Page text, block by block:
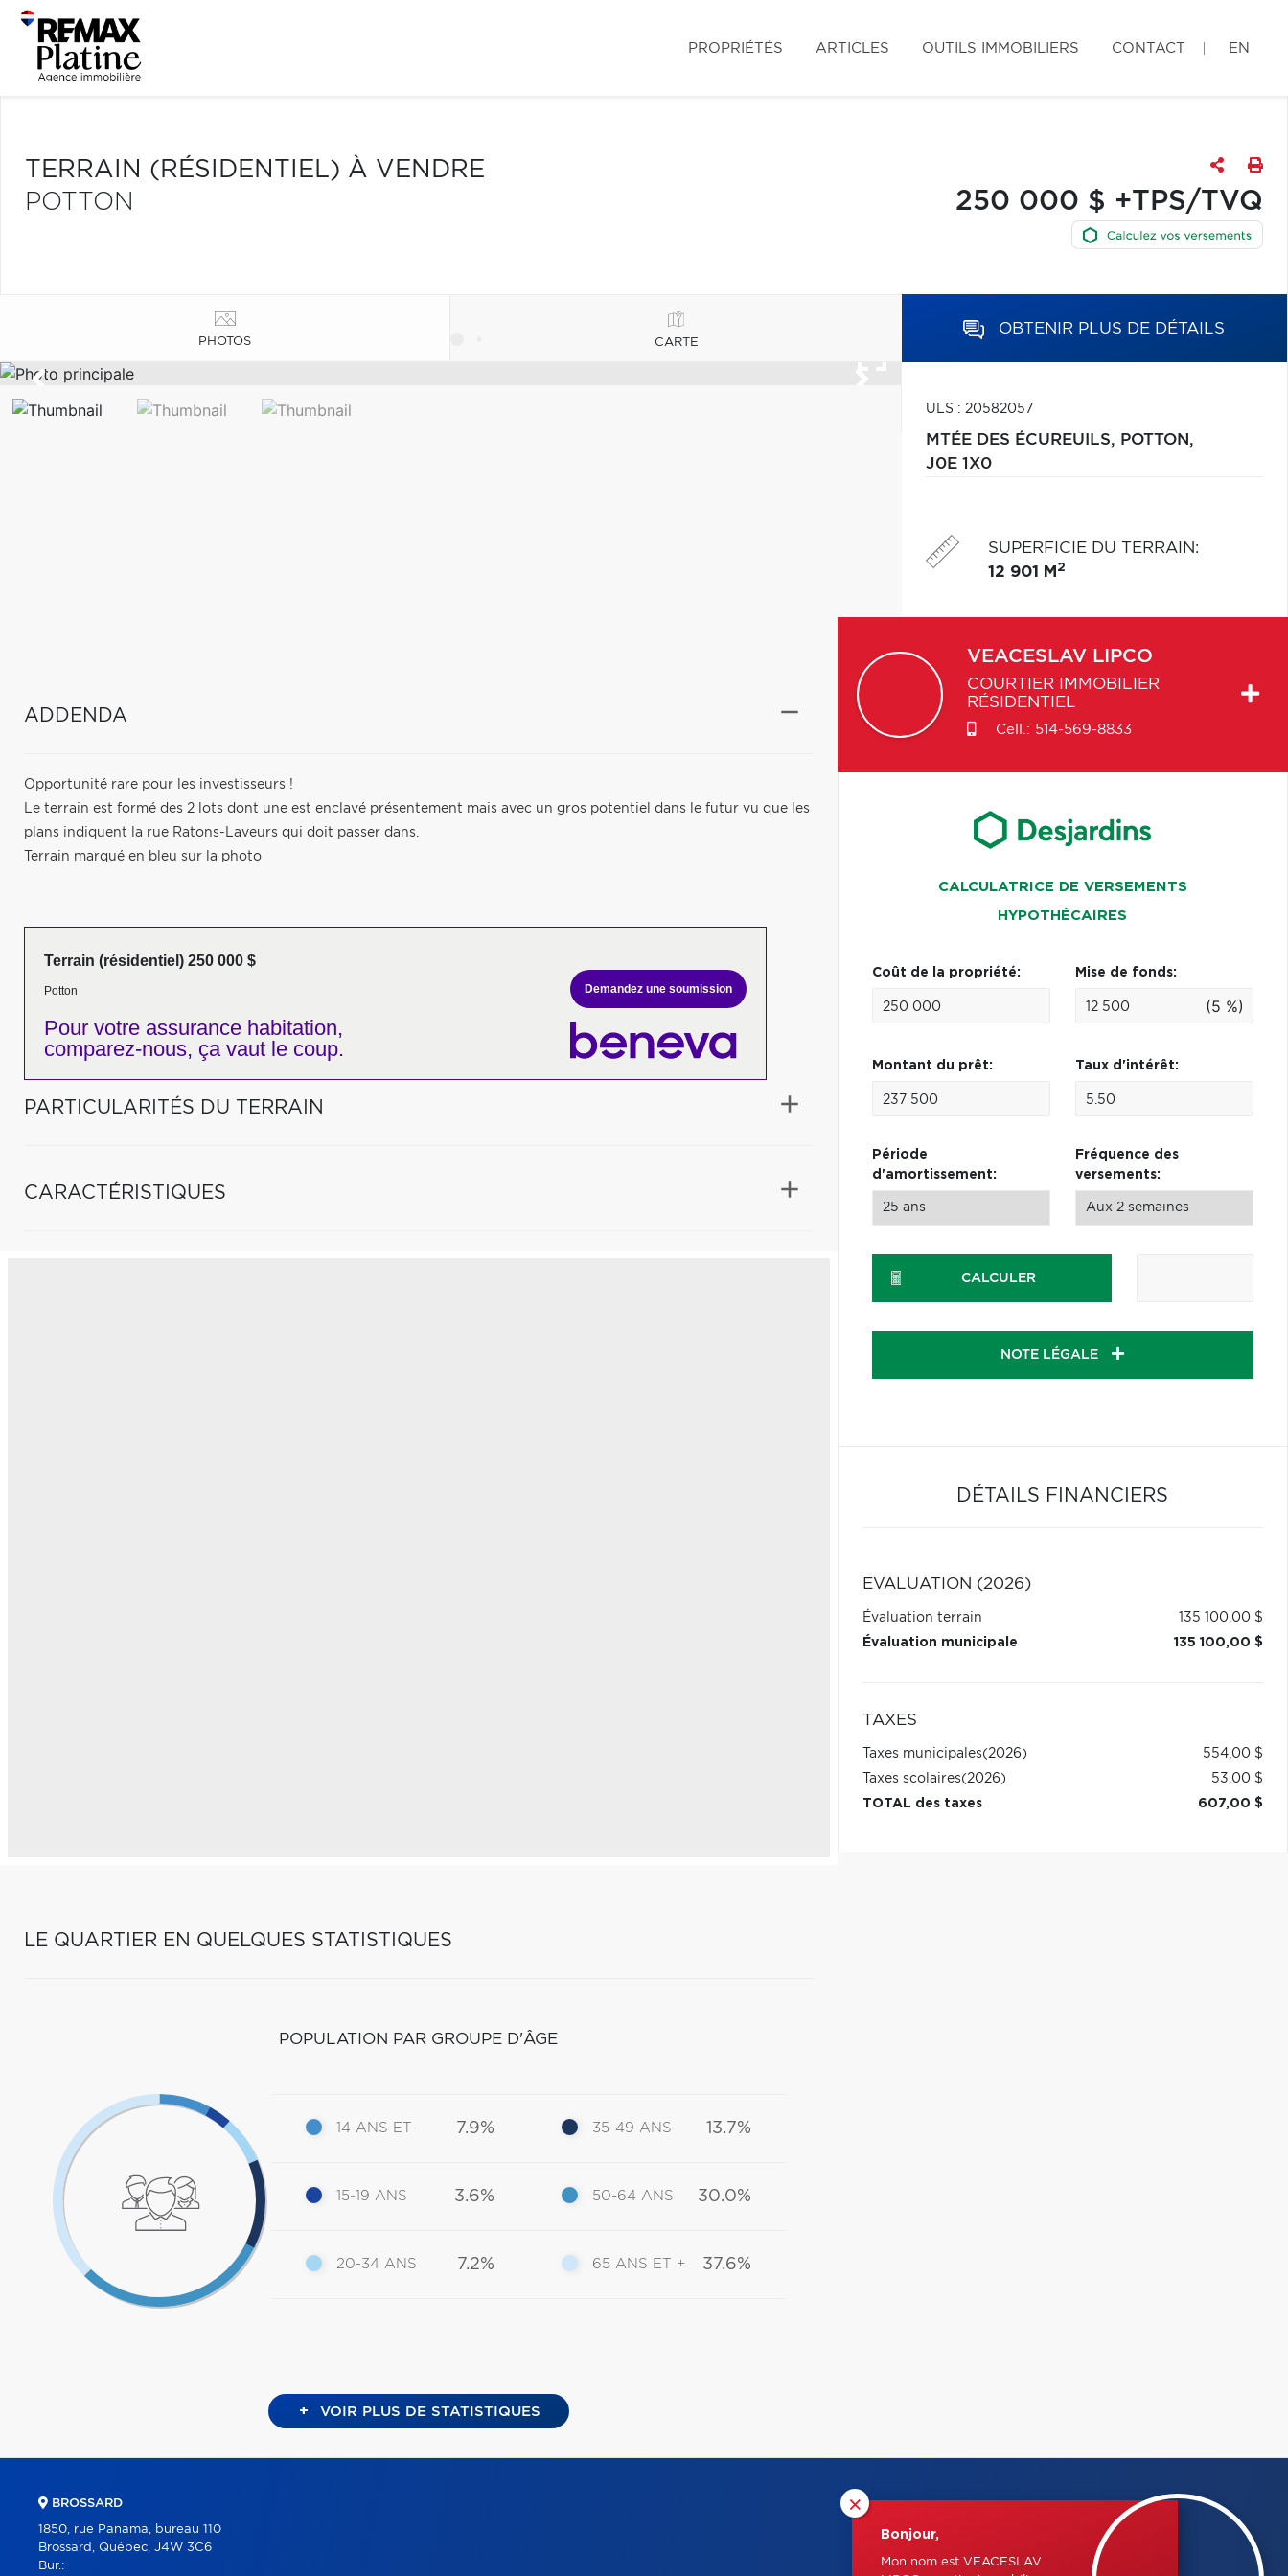
PROPRIÉTÉS ARTICLES OUTILS IMMOBILIERS CONTACT EN
TERRAIN (RÉSIDENTIEL) À VENDRE
POTTON
250 000 $ +TPS/TVQ
PHOTOS CARTE
OBTENIR PLUS DE DÉTAILS
ULS : 20582057
MTÉE DES ÉCUREUILS, POTTON,
J0E 1X0
SUPERFICIE DU TERRAIN:
12 901 M 2
ADDENDA
Opportunité rare pour les investisseurs !
Le terrain est formé des 2 lots dont une est enclavé présentement mais avec un gros potentiel dans le futur vu que les
plans indiquent la rue Ratons-Laveurs qui doit passer dans.
Terrain marqué en bleu sur la photo
Terrain (résidentiel) 250 000 $
Potton
Pour votre assurance habitation,
comparez-nous, ça vaut le coup.
Demandez une soumission
PARTICULARITÉS DU TERRAIN
CARACTÉRISTIQUES
LE QUARTIER EN QUELQUES STATISTIQUES
POPULATION PAR GROUPE D'ÂGE
14 ANS ET - 7.9%
15-19 ANS 3.6%
20-34 ANS 7.2%
35-49 ANS 13.7%
50-64 ANS 30.0%
65 ANS ET + 37.6%
+ VOIR PLUS DE STATISTIQUES
VEACESLAV LIPCO
COURTIER IMMOBILIER
RÉSIDENTIEL
Cell.: 514-569-8833
CALCULATRICE DE VERSEMENTS
HYPOTHÉCAIRES
Coût de la propriété: Mise de fonds:
(5 %)
Montant du prêt: Taux d'intérêt:
Période
d'amortissement:
Fréquence des
versements:
CALCULER
NOTE LÉGALE
DÉTAILS FINANCIERS
ÉVALUATION (2026)
Évaluation terrain
135 100,00 $
Évaluation municipale
135 100,00 $
TAXES
Taxes municipales(2026)
554,00 $
Taxes scolaires(2026)
53,00 $
TOTAL des taxes
607,00 $
×
Bonjour,
Mon nom est VEACESLAV
BROSSARD
1850, rue Panama, bureau 110
Brossard, Québec, J4W 3C6
Bur.: